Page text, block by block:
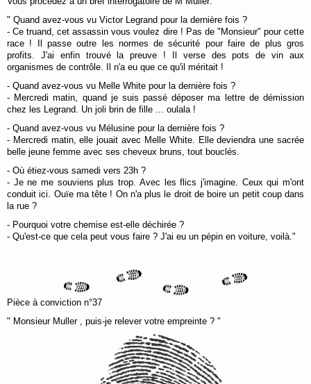
Réservez !
Contact
" Quand avez-vous vu Victor Legrand pour la dernière fois ?
- Ce truand, cet assassin vous voulez dire ! Pas de "Monsieur" pour cette
race ! Il passe outre les normes de sécurité pour faire de plus gros
profits. J'ai enfin trouvé la preuve ! Il verse des pots de vin aux
organismes de contrôle. Il n'a eu que ce qu'il méritait !
- Quand avez-vous vu Melle White pour la dernière fois ?
- Mercredi matin, quand je suis passé déposer ma lettre de démission
chez les Legrand. Un joli brin de fille ... oulala !
- Quand avez-vous vu Mélusine pour la dernière fois ?
- Mercredi matin, elle jouait avec Melle White. Elle deviendra une sacrée
belle jeune femme avec ses cheveux bruns, tout bouclés.
- Où étiez-vous samedi vers 23h ?
- Je ne me souviens plus trop. Avec les flics j'imagine. Ceux qui m'ont
conduit ici. Ouïe ma tête ! On n'a plus le droit de boire un petit coup dans
la rue ?
- Pourquoi votre chemise est-elle déchirée ?
- Qu'est-ce que cela peut vous faire ? J'ai eu un pépin en voiture, voilà."
Pièce à conviction n°37
" Monsieur Muller , puis-je relever votre empreinte ? "